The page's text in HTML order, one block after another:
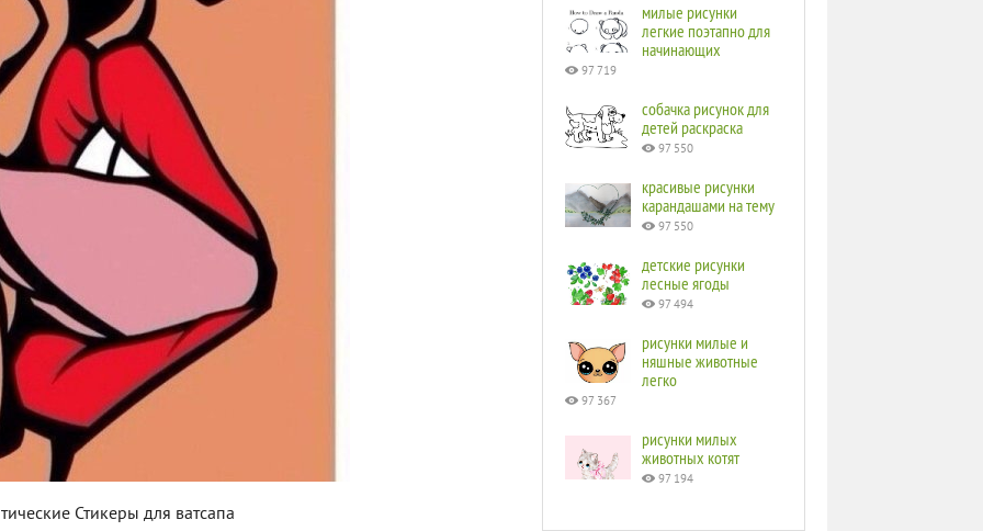
Стикеры для ватсапа
милые рисунки
легкие поэтапно для
начинающих
97 719
собачка рисунок для
детей раскраска
97 550
красивые рисунки
карандашами на тему
97 550
детские рисунки
лесные ягоды
97 494
рисунки милые и
няшные животные
легко
97 367
рисунки милых
животных котят
97 194